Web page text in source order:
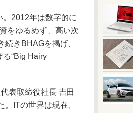
2012年は数字的に
をゆるめず、高い次
きBHAGを掲げ、
る“Big Hairy
表取締役社長 吉田
ITの世界は現在、